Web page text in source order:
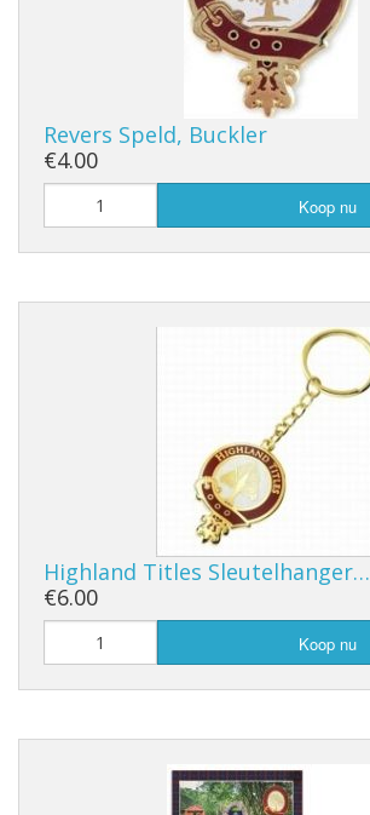
Revers Speld, Buckler
€4.00
Koop nu
Highland Titles Sleutelhanger…
€6.00
Koop nu